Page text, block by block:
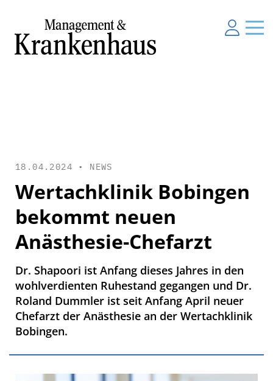
18.04.2024 • NEWS
Wertachklinik Bobingen
bekommt neuen
Anästhesie-Chefarzt
Dr. Shapoori ist Anfang dieses Jahres in den
wohlverdienten Ruhestand gegangen und Dr.
Roland Dummler ist seit Anfang April neuer
Chefarzt der Anästhesie an der Wertachklinik
Bobingen.